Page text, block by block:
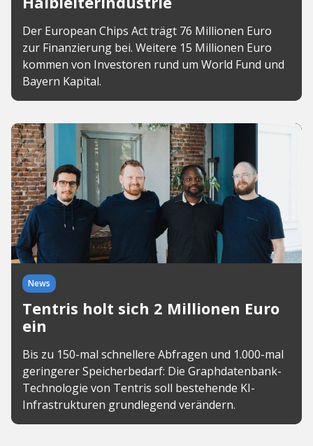
Der European Chips Act trägt 76 Millionen Euro
zur Finanzierung bei. Weitere 15 Millionen Euro
kommen von Investoren rund um World Fund und
Bayern Kapital.
News
Tentris holt sich 2 Millionen Euro
ein
Bis zu 150-mal schnellere Abfragen und 1.000-mal
geringerer Speicherbedarf: Die Graphdatenbank-
Technologie von Tentris soll bestehende KI-
Infrastrukturen grundlegend verändern.